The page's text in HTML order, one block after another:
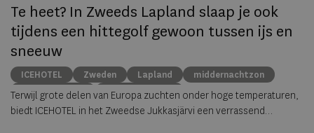
Te heet? In Zweeds Lapland slaap je ook
tijdens een hittegolf gewoon tussen ijs en
sneeuw
ICEHOTEL Zweden Lapland
middernachtzon
summer travel
Arctische reizen
Terwijl grote delen van Europa zuchten onder hoge temperaturen,
biedt ICEHOTEL in het Zweedse Jukkasjärvi een verrassend